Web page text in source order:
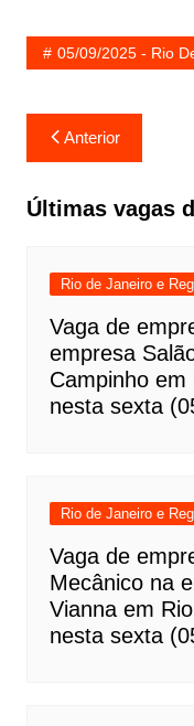
05/09/2025 - Rio
Navegação
de
Post
Anterior
Últimas vagas
Rio de Janeiro e
Vaga de
empresa
Campinho
nesta sexta
Rio de Janeiro e
Vaga de
Mecânico na
Vianna em
nesta sexta